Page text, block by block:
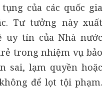
của các quốc gia
Tư tưởng này xuất
uy tín của Nhà nước
trong nhiệm vụ bảo
sai, lạm quyền hoặc
để lọt tội phạm.